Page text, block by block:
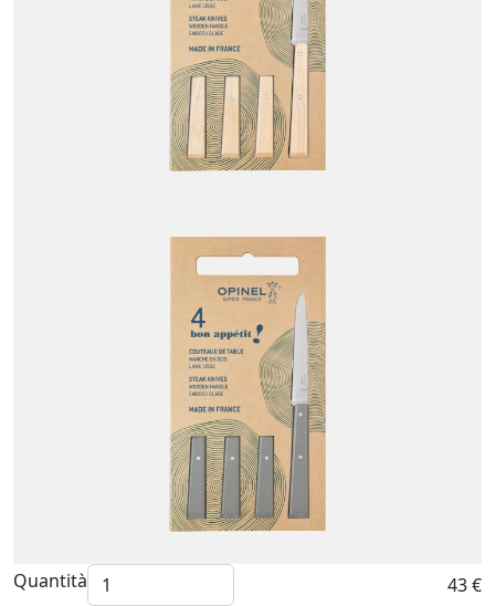
Quantità 43 €